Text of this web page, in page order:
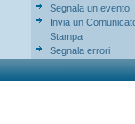
Segnala un evento
Invia un
Stampa
Segnala errori